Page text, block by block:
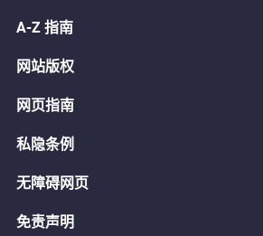
A-Z 指南
网站版权
网页指南
私隐条例
无障碍网页
免责声明